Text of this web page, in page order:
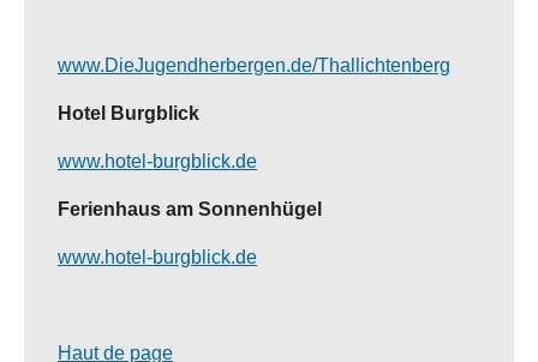
www.DieJugendherbergen.de/Thallichtenberg
Hotel Burgblick
www.hotel-burgblick.de
Ferienhaus am Sonnenhügel
www.hotel-burgblick.de
Haut de page